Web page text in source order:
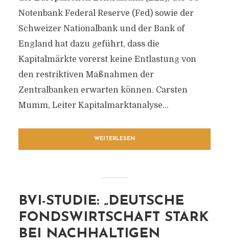
Notenbank Federal Reserve (Fed) sowie der
Schweizer Nationalbank und der Bank of
England hat dazu geführt, dass die
Kapitalmärkte vorerst keine Entlastung von
den restriktiven Maßnahmen der
Zentralbanken erwarten können. Carsten
Mumm, Leiter Kapitalmarktanalyse...
WEITERLESEN
BVI-STUDIE: „DEUTSCHE
FONDSWIRTSCHAFT STARK
BEI NACHHALTIGEN